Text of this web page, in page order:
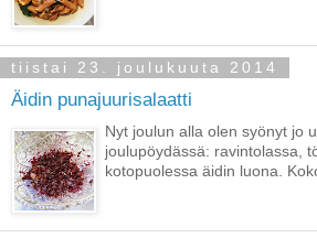
tiistai 23. joulukuuta 2014
Äidin punajuurisalaatti
Nyt joulun alla olen syönyt jo
joulupöydässä: ravintolassa,
kotopuolessa äidin luona.